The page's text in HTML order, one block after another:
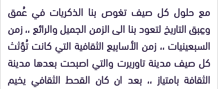
مع حلول كل صيف تغوص بنا الذكريات في عُمق
وعِبق التاريخ لتعود بنا الى الزمن الجميل والرائع ،، زمن
السبعينيات ،، زمن الأسابيع الثقافية التي كانت تُؤثث
كل صيف مدينة تاوريرت والتي اصبحت بعدها مدينة
الثقافة بامتياز ،، بعد ان كان القحط الثقافي يخيم